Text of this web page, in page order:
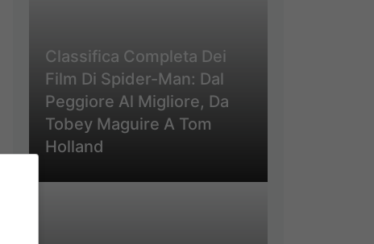
Classifica Completa Dei
Film Di Spider-Man: Dal
Peggiore Al Migliore, Da
Tobey Maguire A Tom
Holland